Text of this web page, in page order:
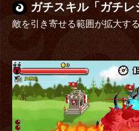
ガチスキル「ガチレ
敵を引き寄せる範囲が拡大する